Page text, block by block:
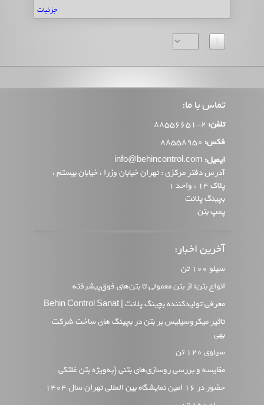
جزئیات
1
تماس با ما:
تلفن:
فکس:
ایمیل: info@behincontrol.com
آدرس دفتر مرکزی : تهران خیابان وزرا ، خیابان بیستم ،
پلاک 14 ، واحد 1
بچینگ پلانت
پمپ بتن
آخرین اخبار:
سیلو 100 تن
انواع بتن؛ از بتن معمولی تا بتن‌های فوق‌پیشرفته
معرفی تولیدکننده بچینگ پلانت | Behin Control Sanat
تاثیر میکروسیلیس بر بتن در بچینگ های ساخت شرکت
بهی
سیلوی 120 تن
مقایسه و بررسی روسازی‌های بتنی (به‌ویژه بتن غلتکی
حضور در 16 امین نمایشگاه بین المللی تهران سال 1404